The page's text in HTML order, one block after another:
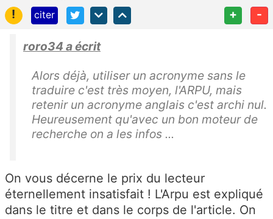
!
citer + -
roro34 a écrit
Alors déjà, utiliser un acronyme sans le
traduire c'est très moyen, l'ARPU, mais
retenir un acronyme anglais c'est archi nul.
Heureusement qu'avec un bon moteur de
recherche on a les infos ...
On vous décerne le prix du lecteur
éternellement insatisfait ! L'Arpu est expliqué
dans le titre et dans le corps de l'article. On